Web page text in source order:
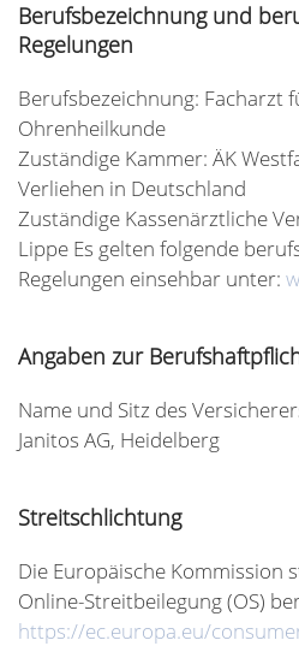
Berufsbezeichnung und
Regelungen
Berufsbezeichnung: Facharzt
Ohrenheilkunde
Zuständige Kammer: ÄK
Verliehen in Deutschland
Zuständige Kassenärztliche
Lippe Es gelten folgende
Regelungen einsehbar unter:
Angaben zur
Name und Sitz des
Janitos AG, Heidelberg
Streitschlichtung
Die Europäische Kommission
Online-Streitbeilegung (OS)
https://ec.europa.eu/